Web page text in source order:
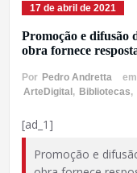
17 de abril de 2021
Promoção e difusão
obra fornece
Por Pedro Andretta em
ArteDigital , Bibliotecas,
[ad_1]
Promoção e